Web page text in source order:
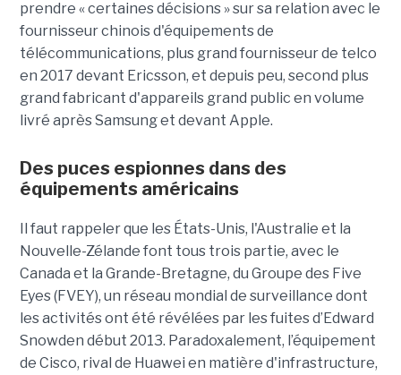
prendre « certaines décisions » sur sa relation avec le
fournisseur chinois d'équipements de
télécommunications, plus grand fournisseur de telco
en 2017 devant Ericsson, et depuis peu, second plus
grand fabricant d'appareils grand public en volume
livré après Samsung et devant Apple.
Des puces espionnes dans des
équipements américains
Il faut rappeler que les États-Unis, l'Australie et la
Nouvelle-Zélande font tous trois partie, avec le
Canada et la Grande-Bretagne, du Groupe des Five
Eyes (FVEY), un réseau mondial de surveillance dont
les activités ont été révélées par les fuites d’Edward
Snowden début 2013. Paradoxalement, l’équipement
de Cisco, rival de Huawei en matière d'infrastructure,